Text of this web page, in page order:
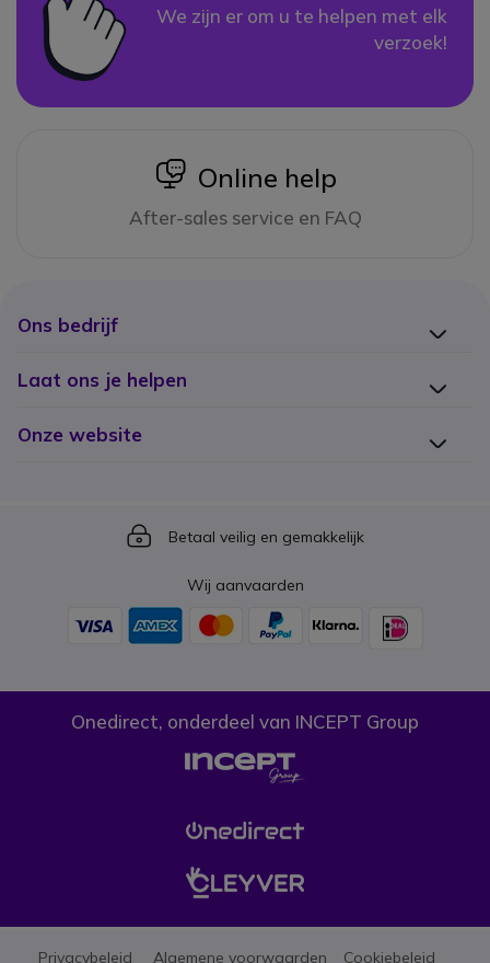
We zijn er om u te helpen met elk
verzoek!
icon
Online help
After-sales service en FAQ
Ons bedrijf
Laat ons je helpen
Onze website
Icon
Betaal veilig en gemakkelijk
Wij aanvaarden
Onedirect, onderdeel van INCEPT Group
Privacybeleid Algemene voorwaarden Cookiebeleid